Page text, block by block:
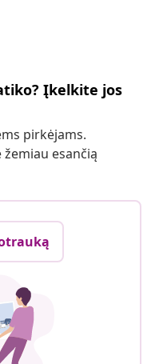
Įkelkite jos
pirkėjams.
esančią